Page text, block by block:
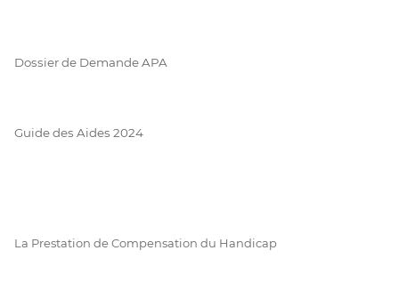
Dossier de Demande APA
Guide des Aides 2024
La Prestation de Compensation du Handicap